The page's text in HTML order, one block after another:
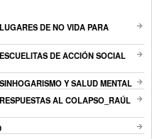
DE NO VIDA PARA
DE ACCIÓN SOCIAL
Y SALUD MENTAL
AL COLAPSO_RAÚL